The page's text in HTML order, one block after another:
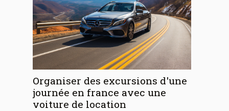
Organiser des excursions d'une
journée en france avec une
voiture de location